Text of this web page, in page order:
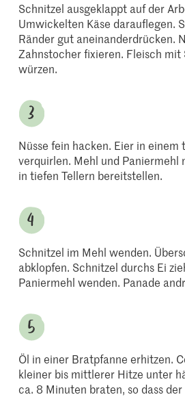
Schnitzel ausgeklappt auf der
Umwickelten Käse darauflegen.
Ränder gut aneinanderdrücken.
Zahnstocher fixieren. Fleisch mit
würzen.
Nüsse fein hacken. Eier in einem
verquirlen. Mehl und Paniermehl
in tiefen Tellern bereitstellen.
Schnitzel im Mehl wenden.
abklopfen. Schnitzel durchs Ei
Paniermehl wenden. Panade
Öl in einer Bratpfanne erhitzen.
kleiner bis mittlerer Hitze unter
ca. 8 Minuten braten, so dass